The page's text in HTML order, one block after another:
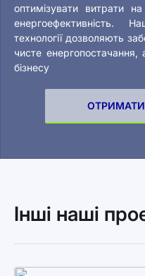
оптимізувати витрати
енергоефективність.
технології дозволяють
чисте
бізнесу
Інші наші